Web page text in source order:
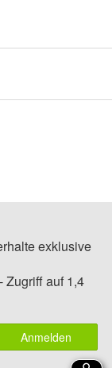
exklusive
Zugriff auf 1,4
Anmelden